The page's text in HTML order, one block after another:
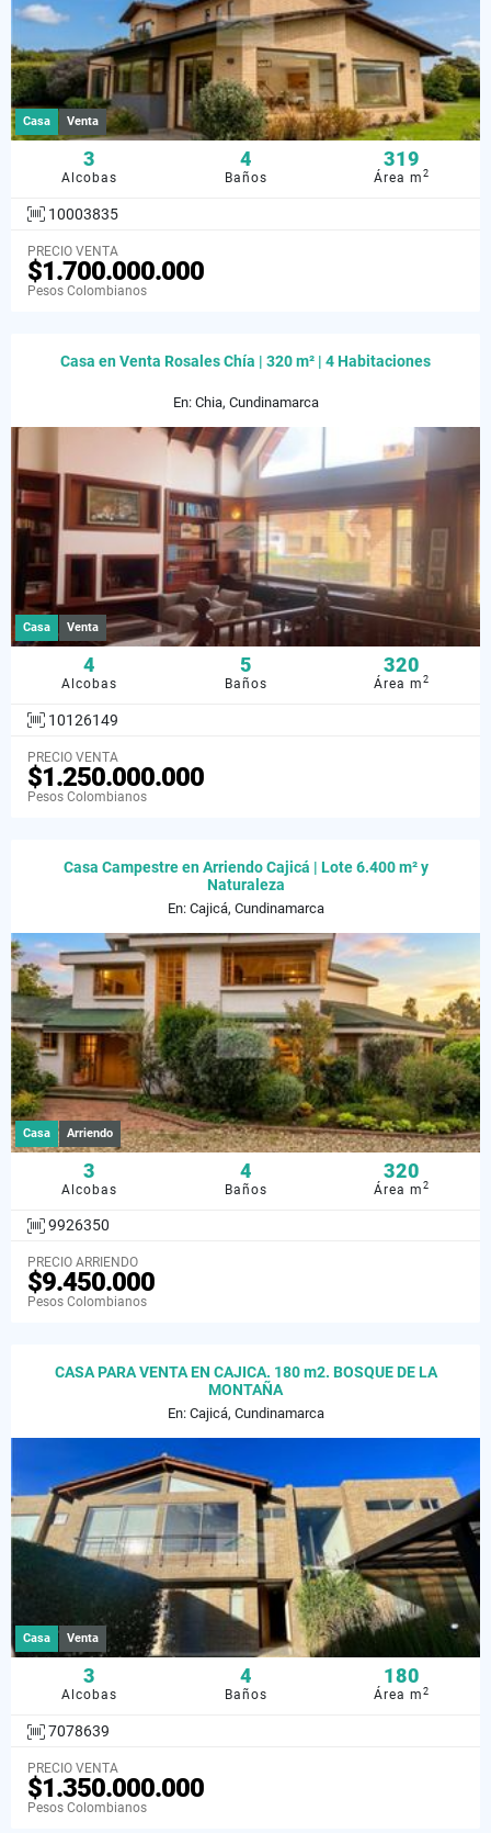
Casa Venta
3
Alcobas
4
Baños
319
Área m2
10003835
PRECIO VENTA
$1.700.000.000
Pesos Colombianos
Casa en Venta Rosales Chía | 320 m² | 4 Habitaciones
En: Chia, Cundinamarca
Casa Venta
4
Alcobas
5
Baños
320
Área m2
10126149
PRECIO VENTA
$1.250.000.000
Pesos Colombianos
Casa Campestre en Arriendo Cajicá | Lote 6.400 m² y
Naturaleza
En: Cajicá, Cundinamarca
Casa Arriendo
3
Alcobas
4
Baños
320
Área m2
9926350
PRECIO ARRIENDO
$9.450.000
Pesos Colombianos
CASA PARA VENTA EN CAJICA. 180 m2. BOSQUE DE LA
MONTAÑA
En: Cajicá, Cundinamarca
Casa Venta
3
Alcobas
4
Baños
180
Área m2
7078639
PRECIO VENTA
$1.350.000.000
Pesos Colombianos